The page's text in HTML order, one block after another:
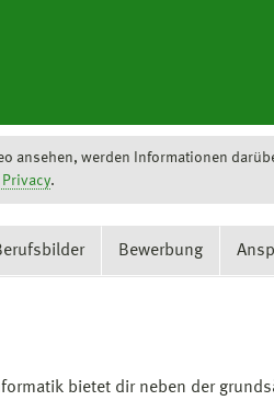
ansehen, werden Informationen
Privacy.
Bewerbung
bietet dir neben der